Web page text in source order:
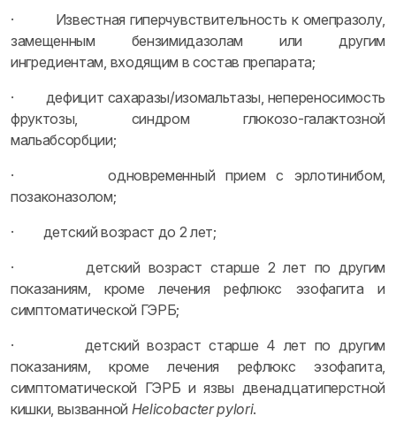
· Известная гиперчувствительность к омепразолу,
замещенным бензимидазолам или другим
ингредиентам, входящим в состав препарата;
· дефицит сахаразы/изомальтазы, непереносимость
фруктозы, синдром глюкозо-галактозной
мальабсорбции;
· одновременный прием с эрлотинибом,
позаконазолом;
· детский возраст до 2 лет;
· детский возраст старше 2 лет по другим
показаниям, кроме лечения рефлюкс эзофагита и
симптоматической ГЭРБ;
· детский возраст старше 4 лет по другим
показаниям, кроме лечения рефлюкс эзофагита,
симптоматической ГЭРБ и язвы двенадцатиперстной
кишки, вызванной Helicobacter pylori.